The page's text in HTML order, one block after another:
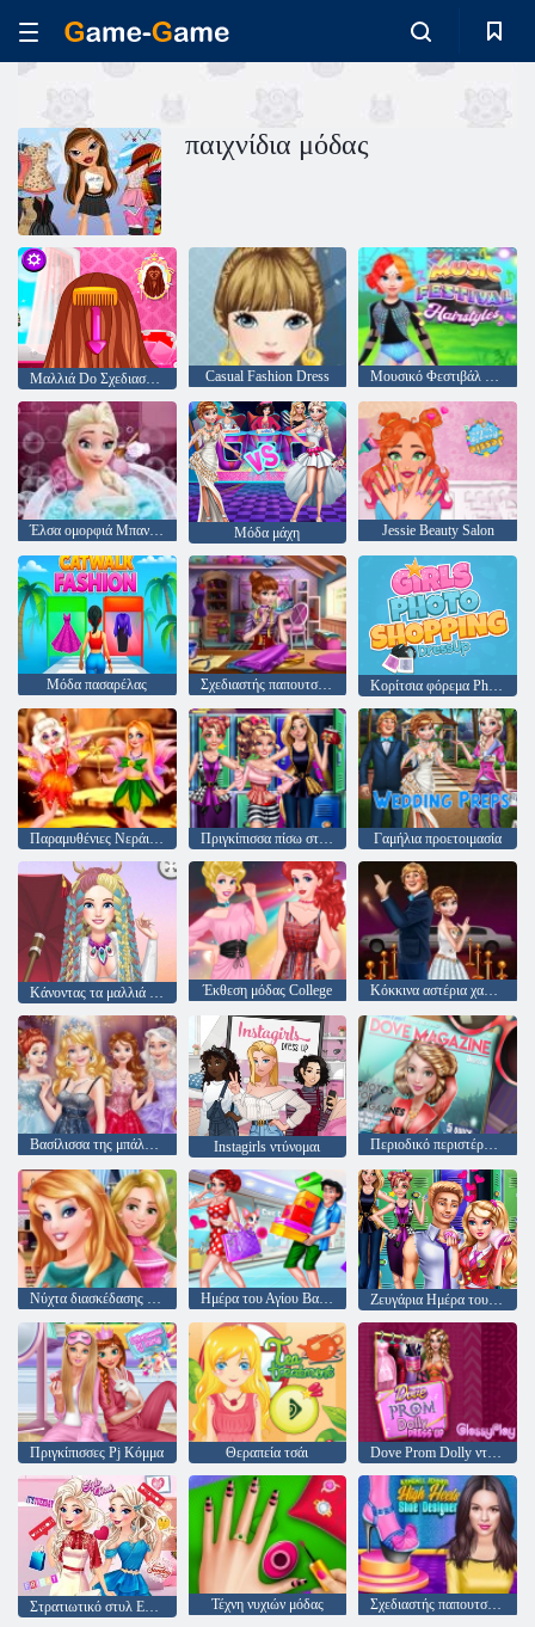
παιχνίδια μόδας
Μαλλιά Do Σχεδιασμός Casual Fashion Dress Μουσικό Φεστιβάλ Χτενίσματα
Έλσα ομορφιά Μπανιέρα Μόδα μάχη Jessie Beauty Salon
Μόδα πασαρέλας Σχεδιαστής παπουτσιών μόδας Κορίτσια φόρεμα Photoshopping
Παραμυθένιες Νεράιδες Πριγκίπισσα πίσω στο σχολείο Γαμήλια προετοιμασία
Έκθεση μόδας College Κόκκινα αστέρια χαλιού
Βασίλισσα της μπάλας Prom Glitter Instagirls ντύνομαι Περιοδικό περιστέρατος
Νύχτα διασκέδασης κορίτσια Ημέρα του Αγίου Βαλεντίνου Ζευγάρια Ημέρα του Αγίου Βαλεντίνου
Πριγκίπισσες Pj Κόμμα Θεραπεία τσάι Dove Prom Dolly ντύνομαι
Τέχνη νυχιών μόδας Σχεδιαστής παπουτσιών υψηλών τακουνιών